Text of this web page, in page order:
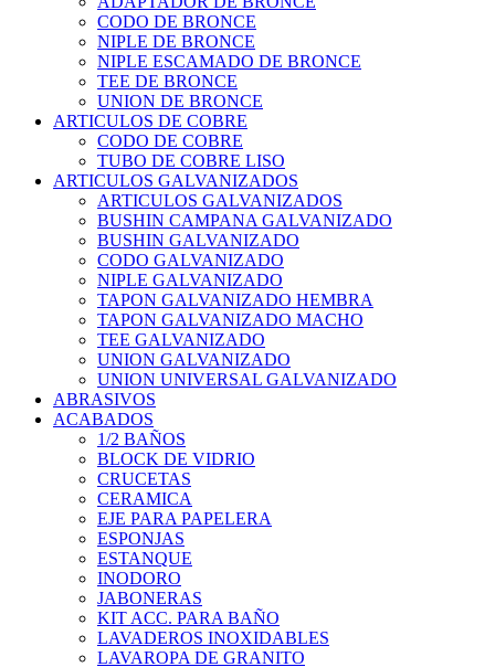
CODO DE BRONCE
NIPLE DE BRONCE
NIPLE ESCAMADO DE BRONCE
TEE DE BRONCE
UNION DE BRONCE
ARTICULOS DE COBRE
CODO DE COBRE
TUBO DE COBRE LISO
ARTICULOS GALVANIZADOS
ARTICULOS GALVANIZADOS
BUSHIN CAMPANA GALVANIZADO
BUSHIN GALVANIZADO
CODO GALVANIZADO
NIPLE GALVANIZADO
TAPON GALVANIZADO HEMBRA
TAPON GALVANIZADO MACHO
TEE GALVANIZADO
UNION GALVANIZADO
UNION UNIVERSAL GALVANIZADO
ABRASIVOS
ACABADOS
1/2 BAÑOS
BLOCK DE VIDRIO
CRUCETAS
CERAMICA
EJE PARA PAPELERA
ESPONJAS
ESTANQUE
INODORO
JABONERAS
KIT ACC. PARA BAÑO
LAVADEROS INOXIDABLES
LAVAROPA DE GRANITO